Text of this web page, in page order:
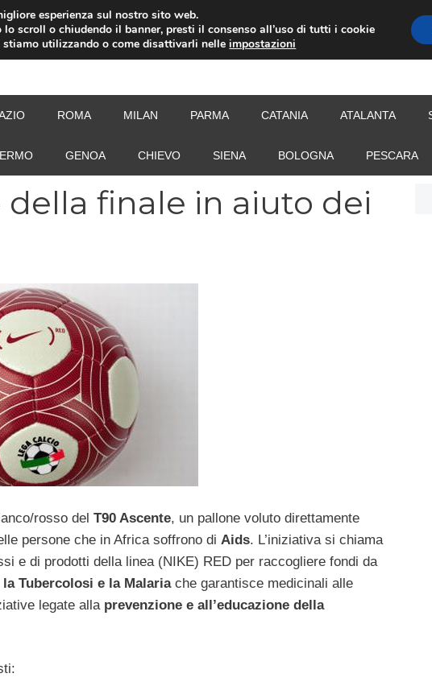
ROMA MILAN PARMA CATANIA ATALANTA
GENOA CHIEVO SIENA BOLOGNA PESCARA
finale in aiuto dei
rosso del T90 Ascente, un pallone voluto direttamente
persone che in Africa soffrono di Aids. L’iniziativa si chiama
e di prodotti della linea (NIKE) RED per raccogliere fondi da
Tubercolosi e la Malariache garantisce medicinali alle
legate alla prevenzione e all’educazione della
esperienza sul nostro sito web.
scroll o chiudendo il banner, presti il consenso all’uso di tutti i cookie
utilizzando o come disattivarli nelleimpostazioni